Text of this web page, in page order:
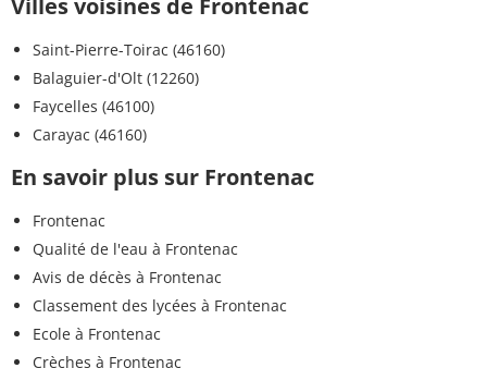
Saint-Pierre-Toirac (46160)
Balaguier-d'Olt (12260)
Faycelles (46100)
Carayac (46160)
En savoir plus sur Frontenac
Frontenac
Qualité de l'eau à Frontenac
Avis de décès à Frontenac
Classement des lycées à Frontenac
Ecole à Frontenac
Crèches à Frontenac